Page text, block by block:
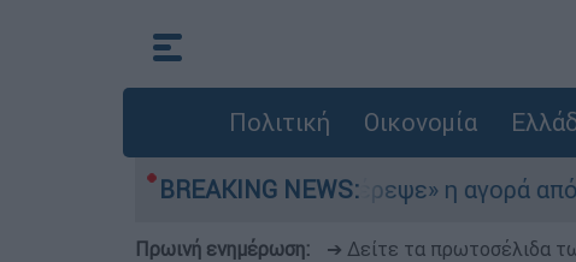
Πολιτική Οικονομία
BREAKING NEWS:
«Στέρεψε» η αγορά από πινακίδες
Πρωινή ενημέρωση: ➔ Δείτε τα πρωτοσέλιδα